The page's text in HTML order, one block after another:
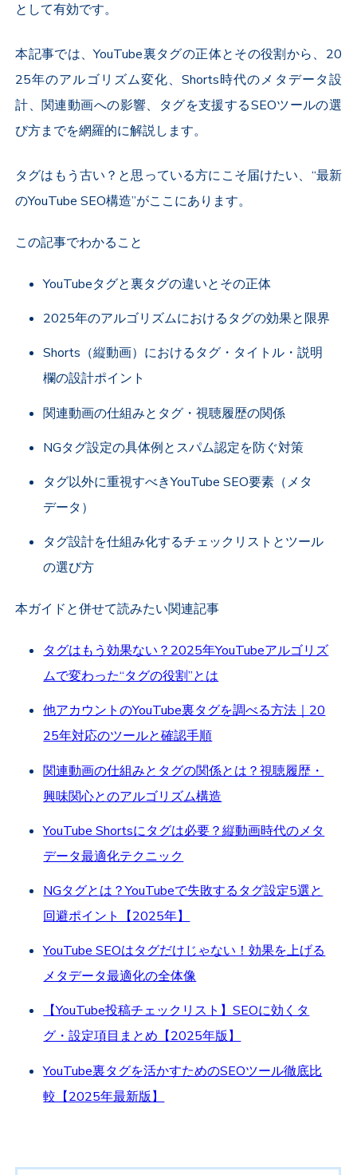
として有効です。
本記事では、YouTube裏タグの正体とその役割から、20
25年のアルゴリズム変化、Shorts時代のメタデータ設
計、関連動画への影響、タグを支援するSEOツールの選
び方までを網羅的に解説します。
タグはもう古い？と思っている方にこそ届けたい、“最新
のYouTube SEO構造”がここにあります。
この記事でわかること
YouTubeタグと裏タグの違いとその正体
2025年のアルゴリズムにおけるタグの効果と限界
Shorts（縦動画）におけるタグ・タイトル・説明
欄の設計ポイント
関連動画の仕組みとタグ・視聴履歴の関係
NGタグ設定の具体例とスパム認定を防ぐ対策
タグ以外に重視すべきYouTube SEO要素（メタ
データ）
タグ設計を仕組み化するチェックリストとツール
の選び方
本ガイドと併せて読みたい関連記事
タグはもう効果ない？2025年YouTubeアルゴリズ
ムで変わった“タグの役割”とは
他アカウントのYouTube裏タグを調べる方法｜20
25年対応のツールと確認手順
関連動画の仕組みとタグの関係とは？視聴履歴・
興味関心とのアルゴリズム構造
YouTube Shortsにタグは必要？縦動画時代のメタ
データ最適化テクニック
NGタグとは？YouTubeで失敗するタグ設定5選と
回避ポイント【2025年】
YouTube SEOはタグだけじゃない！効果を上げる
メタデータ最適化の全体像
【YouTube投稿チェックリスト】SEOに効くタ
グ・設定項目まとめ【2025年版】
YouTube裏タグを活かすためのSEOツール徹底比
較【2025年最新版】